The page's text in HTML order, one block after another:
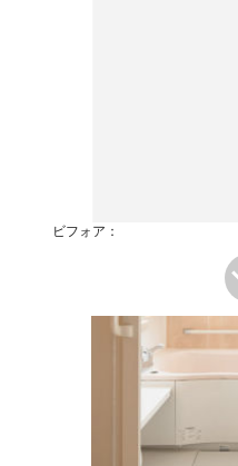
ビフォア：